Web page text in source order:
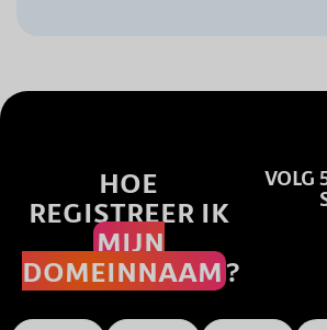
HOE
REGISTREER IK
MIJN
DOMEINNAAM ?
VOLG